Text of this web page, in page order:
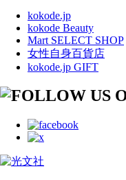
kokode.jp
kokode Beauty
Mart SELECT SHOP
女性自身百貨店
kokode.jp GIFT